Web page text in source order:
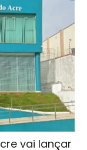
vai lançar